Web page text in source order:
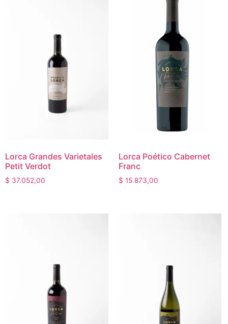
Lorca Grandes Varietales
Petit Verdot
$ 37.052,00
Lorca Poético Cabernet
Franc
$ 15.873,00